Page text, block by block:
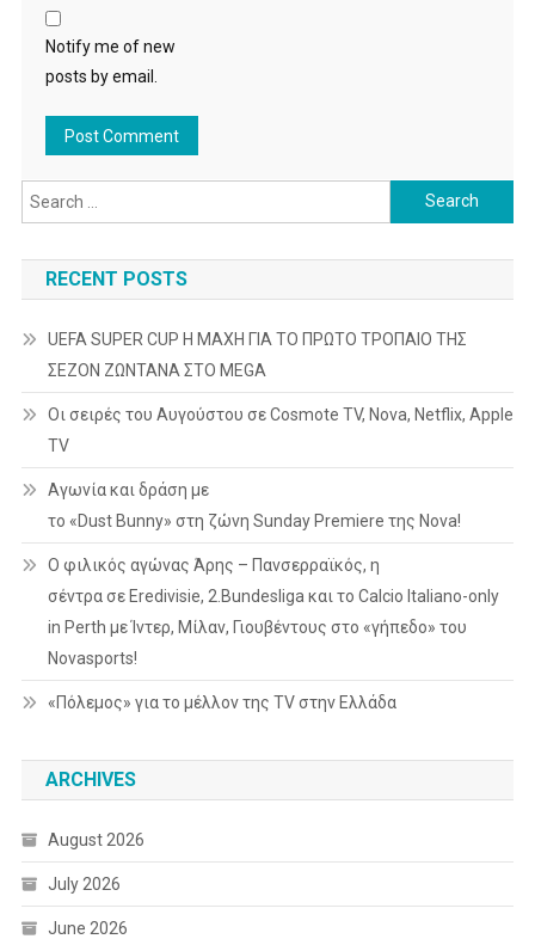
Notify me of new
posts by email.
Search
for:
RECENT POSTS
UEFA SUPER CUP Η ΜΑΧΗ ΓΙΑ ΤΟ ΠΡΩΤΟ ΤΡΟΠΑΙΟ ΤΗΣ
ΣΕΖΟΝ ΖΩΝΤΑΝΑ ΣΤΟ MEGA
Οι σειρές του Αυγούστου σε Cosmote TV, Nova, Netflix, Apple
TV
Αγωνία και δράση με
το «Dust Bunny» στη ζώνη Sunday Premiere της Nova!
Ο φιλικός αγώνας Άρης – Πανσερραϊκός, η
σέντρα σε Eredivisie, 2.Bundesliga και το Calcio Italiano-only
in Perth με Ίντερ, Μίλαν, Γιουβέντους στο «γήπεδο» του
Novasports!
«Πόλεμος» για το μέλλον της TV στην Ελλάδα
ARCHIVES
August 2026
July 2026
June 2026